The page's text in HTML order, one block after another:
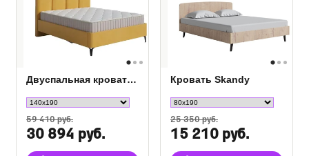
Двуспальная кровать Monro
59 410 руб.
30 894 руб.
Кровать Skandy
25 350 руб.
15 210 руб.